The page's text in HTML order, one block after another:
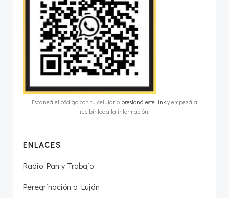
Escaneá el código con tu celular o presioná este link y empezá a
recibir toda la información.
ENLACES
Radio Pan y Trabajo
Peregrinación a Luján